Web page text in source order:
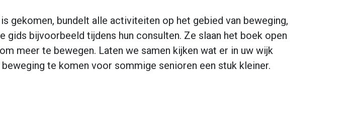
gekomen, bundelt alle activiteiten op het gebied van beweging,
bijvoorbeeld tijdens hun consulten. Ze slaan het boek open
meer te bewegen. Laten we samen kijken wat er in uw wijk
te komen voor sommige senioren een stuk kleiner.